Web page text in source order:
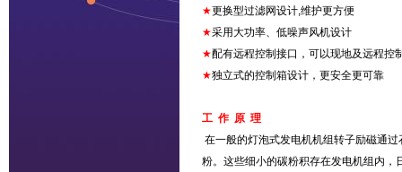
★更换型过滤网设计,维护更方便
★采用大功率、低噪声风机设计
★配有远程控制接口，可以现地及远程控
★独立式的控制箱设计，更安全更可靠
工 作 原 理
在一般的灯泡式发电机机组转子励磁通
粉。这些细小的碳粉积存在发电机组内